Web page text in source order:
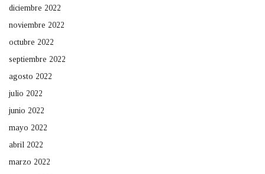
diciembre 2022
noviembre 2022
octubre 2022
septiembre 2022
agosto 2022
julio 2022
junio 2022
mayo 2022
abril 2022
marzo 2022